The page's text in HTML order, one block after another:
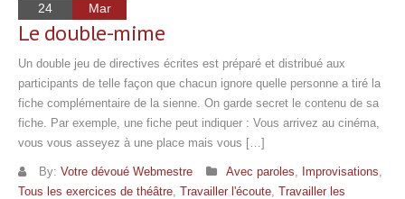
24 Mar
Le double-mime
Un double jeu de directives écrites est préparé et distribué aux
participants de telle façon que chacun ignore quelle personne a tiré la
fiche complémentaire de la sienne. On garde secret le contenu de sa
fiche. Par exemple, une fiche peut indiquer : Vous arrivez au cinéma,
vous vous asseyez à une place mais vous […]
By: Votre dévoué Webmestre Avec paroles, Improvisations,
Tous les exercices de théâtre, Travailler l'écoute, Travailler les